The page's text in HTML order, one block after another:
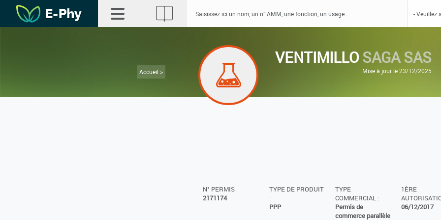
Accueil >
VENTIMILLOSAGA SAS
Mise à jour le 23/12/2025
N° PERMIS
2171174
TYPE DE PRODUIT
:
PPP
TYPE
COMMERCIAL :
Permis de
commerce parallèle
1ÈRE
06/12/2017